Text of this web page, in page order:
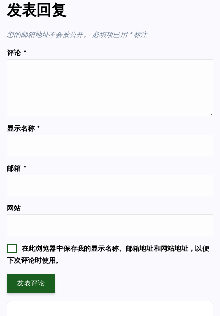
发表回复
您的邮箱地址不会被公开。 必填项已用 *标注
评论 *
显示名称 *
邮箱 *
网站
在此浏览器中保存我的显示名称、邮箱地址和网站地址，以便
下次评论时使用。